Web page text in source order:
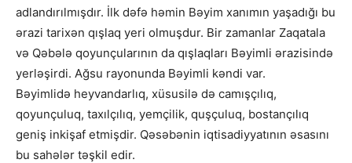
adlandırılmışdır. İlk dəfə həmin Bəyim xanımın yaşadığı bu
ərazi tarixən qışlaq yeri olmuşdur. Bir zamanlar Zaqatala
və Qəbələ qoyunçularının da qışlaqları Bəyimli ərazisində
yerləşirdi. Ağsu rayonunda Bəyimli kəndi var.
Bəyimlidə heyvandarlıq, xüsusilə də camışçılıq,
qoyunçuluq, taxılçılıq, yemçilik, quşçuluq, bostançılıq
geniş inkişaf etmişdir. Qəsəbənin iqtisadiyyatının əsasını
bu sahələr təşkil edir.